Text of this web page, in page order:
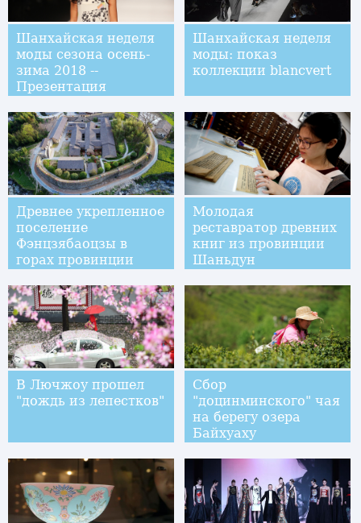
Шанхайская неделя
моды сезона осень-
зима 2018 --
Презентация
одежды из
вторсырья"
Шанхайская неделя
моды: показ
коллекции blancvert
Древнее укрепленное
поселение
Фэнцзябаоцзы в
горах провинции
Молодая
реставратор древних
книг из провинции
Шаньдун
В Лючжоу прошел
"дождь из лепестков"
Сбор
"доцинминского" чая
на берегу озера
Байхуаху